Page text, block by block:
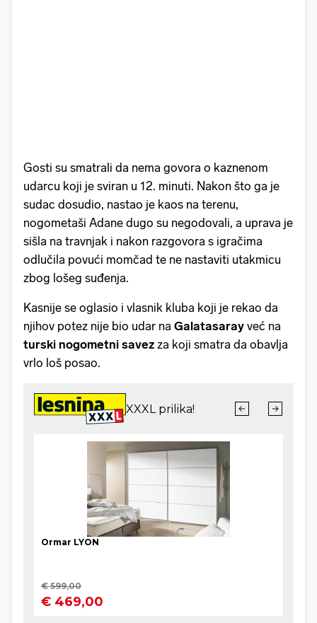
Gosti su smatrali da nema govora o kaznenom
udarcu koji je sviran u 12. minuti. Nakon što ga je
sudac dosudio, nastao je kaos na terenu,
nogometaši Adane dugo su negodovali, a uprava je
sišla na travnjak i nakon razgovora s igračima
odlučila povući momčad te ne nastaviti utakmicu
zbog lošeg suđenja.
Kasnije se oglasio i vlasnik kluba koji je rekao da
njihov potez nije bio udar na Galatasaray već na
turski nogometni savez za koji smatra da obavlja
vrlo loš posao.